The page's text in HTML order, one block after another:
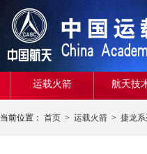
运载火箭 航天技
当前位置： 首页 > 运载火箭 > 捷龙